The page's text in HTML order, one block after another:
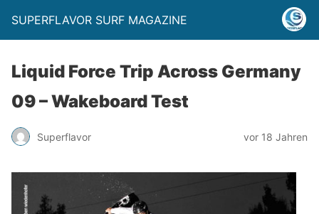
SUPERFLAVOR SURF MAGAZINE
Liquid Force Trip Across Germany
09 – Wakeboard Test
Superflavor vor 18 Jahren